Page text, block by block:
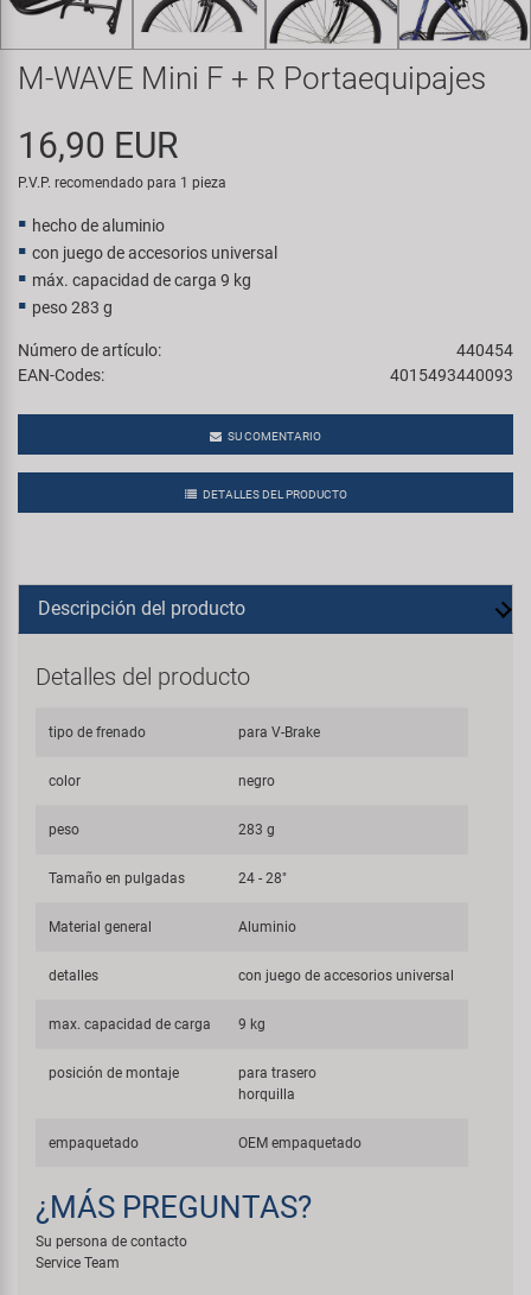
Transporte y Aparcamiento
Super B
Trail-Gator
Velo
M-WAVE Mini F + R Portaequipajes
16,90 EUR
P.V.P. recomendado para 1 pieza
hecho de aluminio
con juego de accesorios universal
máx. capacidad de carga 9 kg
peso 283 g
Número de artículo:
440454
EAN-Codes:
4015493440093
SU COMENTARIO
DETALLES DEL PRODUCTO
Descripción del producto
Detalles del producto
tipo de frenado para V-Brake
color negro
peso 283 g
Tamaño en pulgadas 24 - 28"
Material general Aluminio
detalles con juego de accesorios universal
max. capacidad de carga 9 kg
posición de montaje
para trasero
horquilla
empaquetado OEM empaquetado
¿MÁS PREGUNTAS?
Su persona de contacto
Service Team